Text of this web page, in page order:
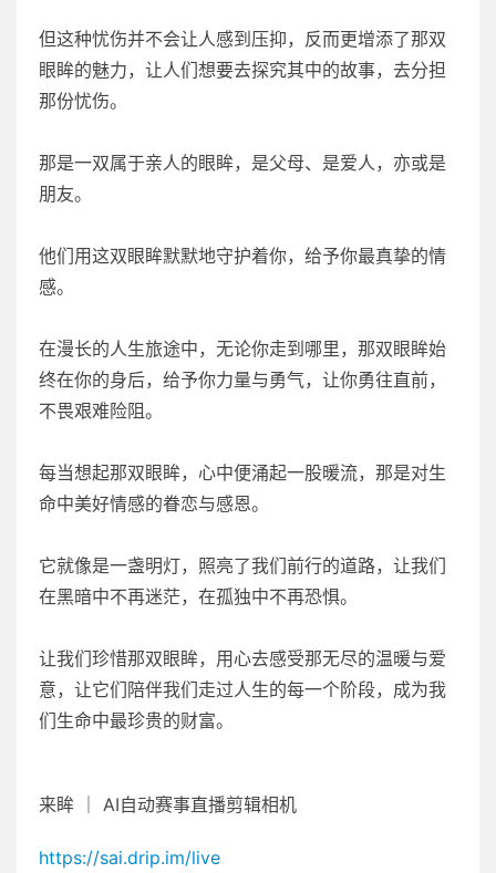
但这种忧伤并不会让人感到压抑，反而更增添了那双
眼眸的魅力，让人们想要去探究其中的故事，去分担
那份忧伤。
那是一双属于亲人的眼眸，是父母、是爱人，亦或是
朋友。
他们用这双眼眸默默地守护着你，给予你最真挚的情
感。
在漫长的人生旅途中，无论你走到哪里，那双眼眸始
终在你的身后，给予你力量与勇气，让你勇往直前，
不畏艰难险阻。
每当想起那双眼眸，心中便涌起一股暖流，那是对生
命中美好情感的眷恋与感恩。
它就像是一盏明灯，照亮了我们前行的道路，让我们
在黑暗中不再迷茫，在孤独中不再恐惧。
让我们珍惜那双眼眸，用心去感受那无尽的温暖与爱
意，让它们陪伴我们走过人生的每一个阶段，成为我
们生命中最珍贵的财富。
来眸 ｜ AI自动赛事直播剪辑相机
https://sai.drip.im/live